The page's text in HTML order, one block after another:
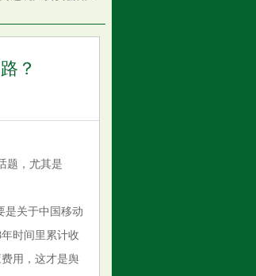
？
题，尤其是
是关于中国移动
时间里累计收
用，这才是舆